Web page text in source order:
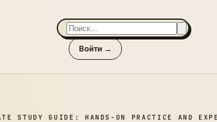
Войти →
STUDY GUIDE: HANDS-ON PRACTICE AND